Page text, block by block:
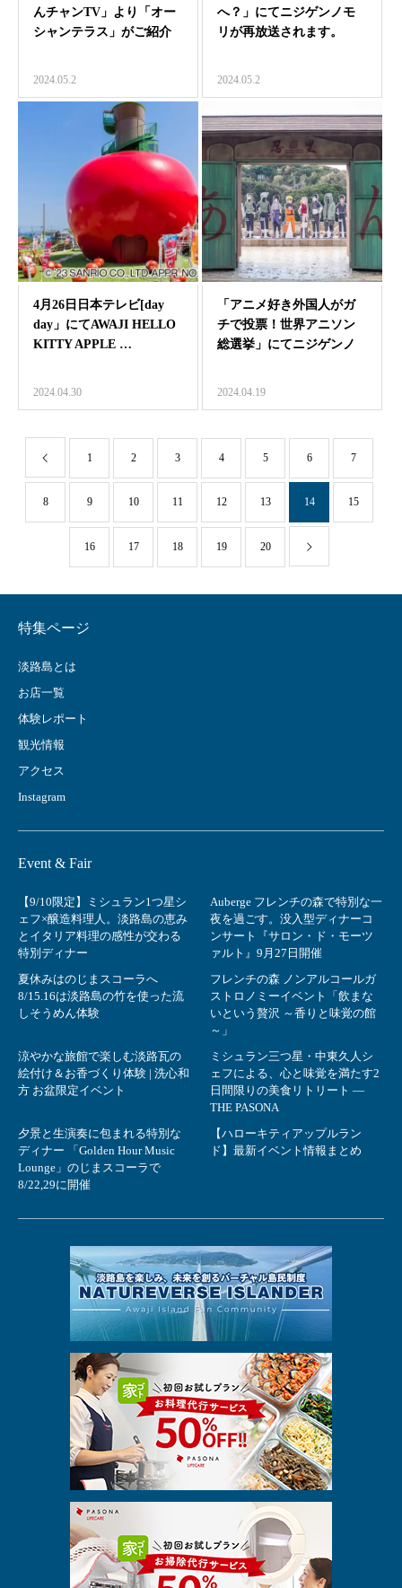
んチャンTV」より「オー
シャンテラス」がご紹介
2024.05.2
へ？」にてニジゲンノモ
リが再放送されます。
2024.05.2
4月26日日本テレビ[day
day」にてAWAJI HELLO
KITTY APPLE …
2024.04.30
「アニメ好き外国人がガ
チで投票！世界アニソン
総選挙」にてニジゲンノ
2024.04.19
1 2 3 4 5 6 7
8 9 10 11 12 13 14 15
16 17 18 19 20
特集ページ
淡路島とは
お店一覧
体験レポート
観光情報
アクセス
Instagram
Event & Fair
【9/10限定】ミシュラン1つ星シ
ェフ×醸造料理人。淡路島の恵み
とイタリア料理の感性が交わる
特別ディナー
Auberge フレンチの森で特別な一
夜を過ごす。没入型ディナーコ
ンサート『サロン・ド・モーツ
ァルト』9月27日開催
夏休みはのじまスコーラへ
8/15.16は淡路島の竹を使った流
しそうめん体験
フレンチの森 ノンアルコールガ
ストロノミーイベント「飲まな
いという贅沢 ～香りと味覚の館
～」
涼やかな旅館で楽しむ淡路瓦の
絵付け＆お香づくり体験 | 洗心和
方 お盆限定イベント
ミシュラン三つ星・中東久人シ
ェフによる、心と味覚を満たす2
日間限りの美食リトリート ―
THE PASONA
夕景と生演奏に包まれる特別な
ディナー 「Golden Hour Music
Lounge」のじまスコーラで
8/22,29に開催
【ハローキティアップルラン
ド】最新イベント情報まとめ